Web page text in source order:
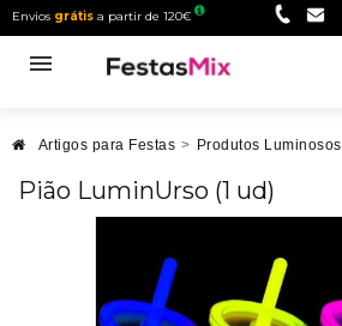
Envios grátis a partir de 120€
Artigos para Festas > Produtos Luminosos
Pião LuminUrso (1 ud)